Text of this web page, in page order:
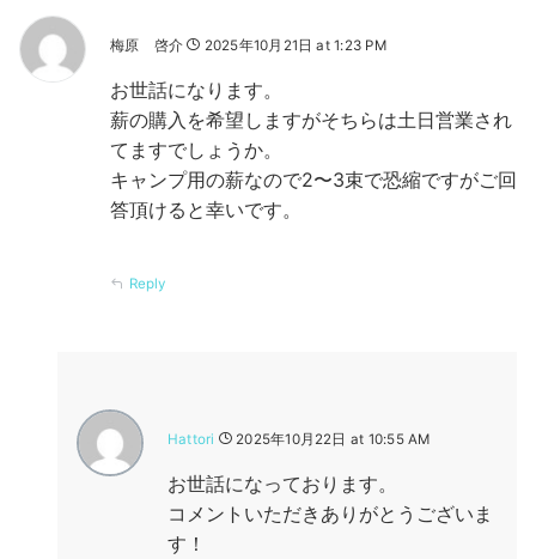
梅原 啓介 2025年10月21日 at 1:23 PM
お世話になります。
薪の購入を希望しますがそちらは土日営業され
てますでしょうか。
キャンプ用の薪なので2〜3束で恐縮ですがご回
答頂けると幸いです。
Reply
Hattori 2025年10月22日 at 10:55 AM
お世話になっております。
コメントいただきありがとうございま
す！